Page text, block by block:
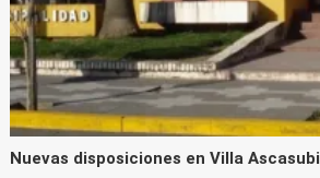
Nuevas disposiciones en Villa Ascasubi